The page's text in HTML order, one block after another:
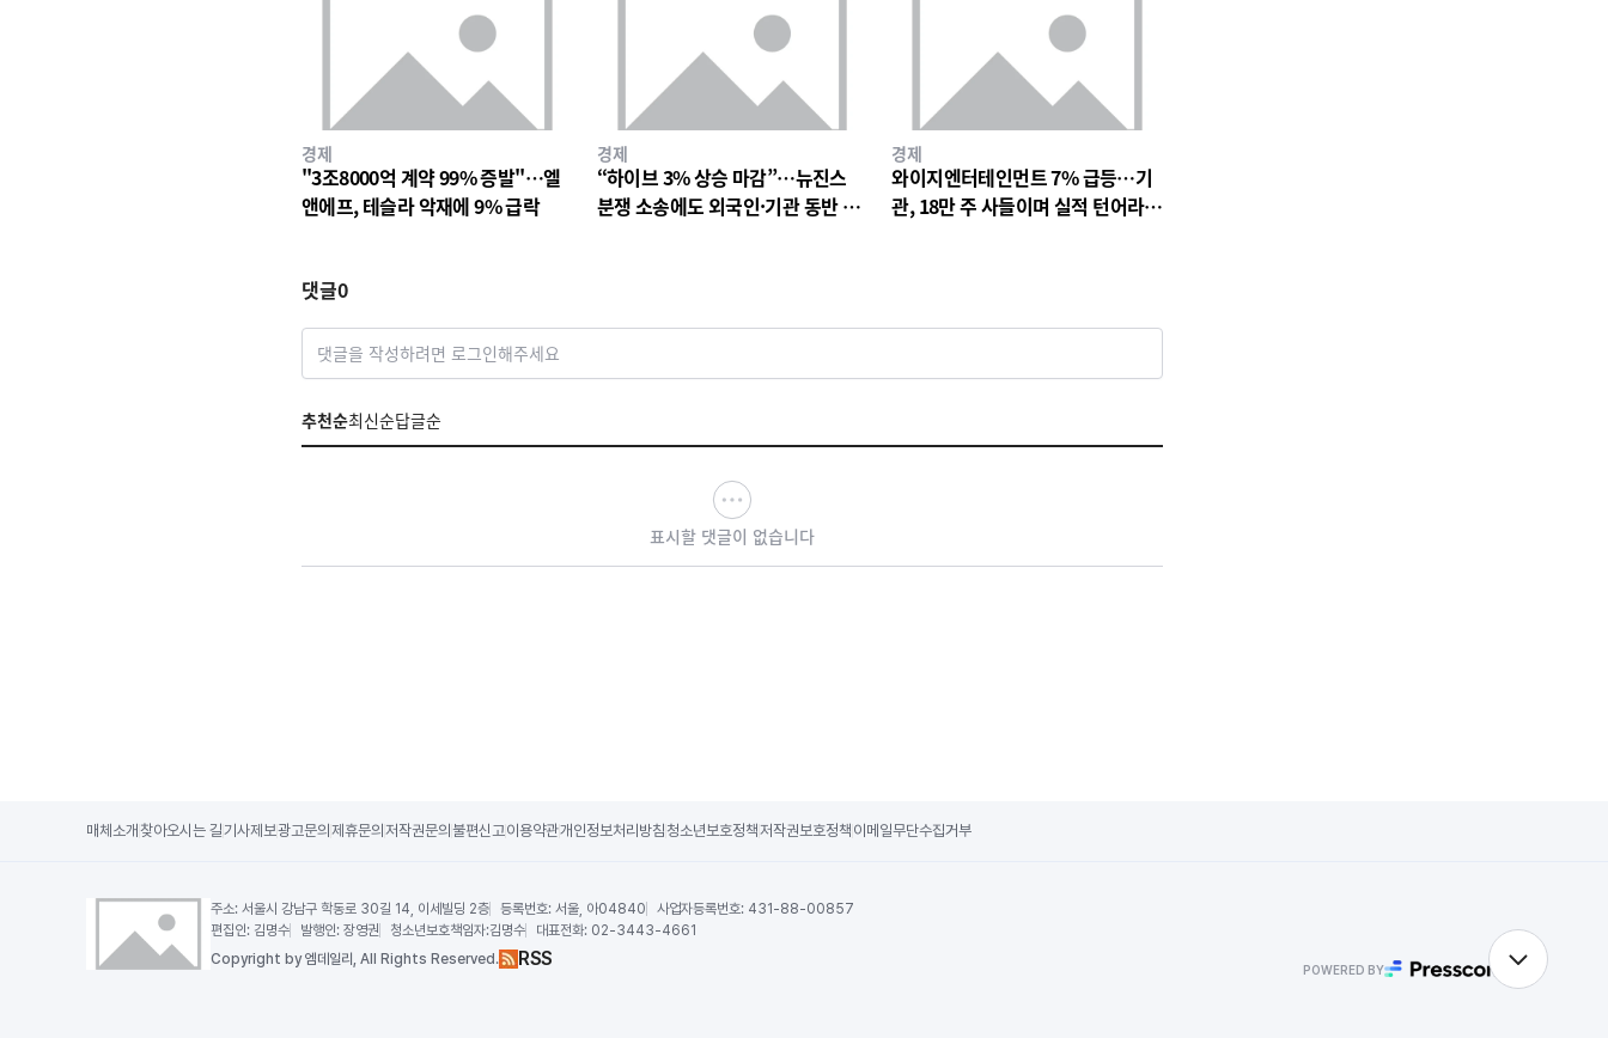
경제
"3조8000억 계약 99% 증발"…엘
앤에프, 테슬라 악재에 9% 급락
경제
“하이브 3% 상승 마감”…뉴진스
분쟁 소송에도 외국인·기관 동반 매
경제
와이지엔터테인먼트 7% 급등…기
관, 18만 주 사들이며 실적 턴어라운
댓글0
댓글을 작성하려면 로그인해주세요
추천순최신순답글순
표시할 댓글이 없습니다
매체소개 찾아오시는 길기사제보광고문의 제휴문의 저작권문의 불편신고이용약관개인정보처리방침 청소년보호정책저작권보호정책 이메일무단수집거부
주소:서울시 강남구 학동로 30길 14, 이세빌딩 2층 등록번호: 서울, 아04840 사업자등록번호: 431-88-00857
편집인: 김명수 발행인:장영권 청소년보호책임자:김명수 대표전화: 02-3443-4661
Copyright by 엠데일리, All Rights Reserved. RSS POWERED BY